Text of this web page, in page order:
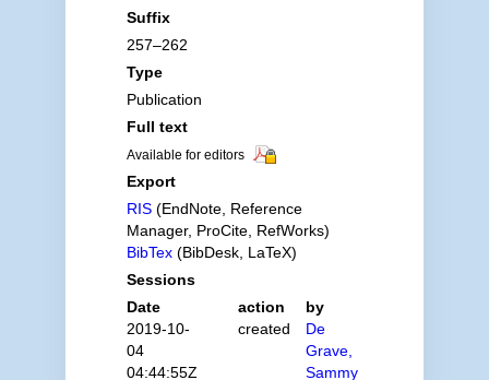
Suffix
257–262
Type
Publication
Full text
Available for editors
Export
RIS(EndNote, Reference
Manager, ProCite, RefWorks)
BibTex(BibDesk, LaTeX)
Sessions
Date
action
by
2019-10-
04
04:44:55Z
created
De
Grave,
Sammy